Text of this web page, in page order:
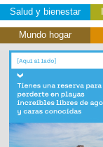
Salud y bienestar
Mundo hogar